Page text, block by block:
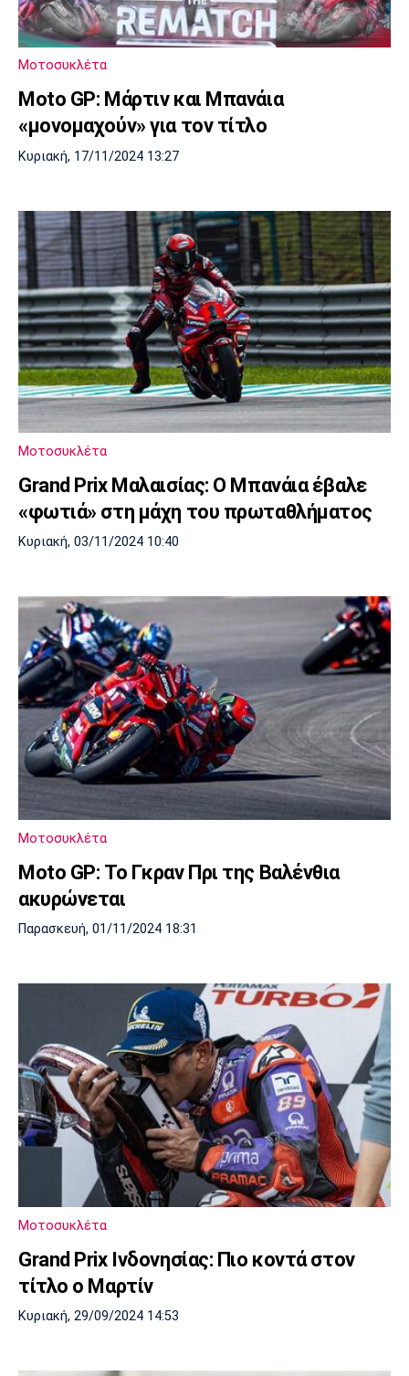
Μοτοσυκλέτα
Moto GP: Μάρτιν και Μπανάια
«μονομαχούν» για τον τίτλο
Κυριακή, 17/11/2024 13:27
Μοτοσυκλέτα
Grand Prix Μαλαισίας: Ο Μπανάια έβαλε
«φωτιά» στη μάχη του πρωταθλήματος
Κυριακή, 03/11/2024 10:40
Μοτοσυκλέτα
Moto GP: Το Γκραν Πρι της Βαλένθια
ακυρώνεται
Παρασκευή, 01/11/2024 18:31
Μοτοσυκλέτα
Grand Prix Ινδονησίας: Πιο κοντά στον
τίτλο ο Μαρτίν
Κυριακή, 29/09/2024 14:53